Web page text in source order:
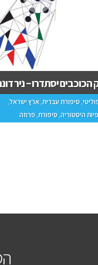
– חיים שטנגר